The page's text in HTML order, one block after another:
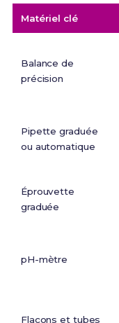
Matériel clé
Balance de
précision
Pipette graduée
ou automatique
Éprouvette
graduée
pH-mètre
Flacons et tubes